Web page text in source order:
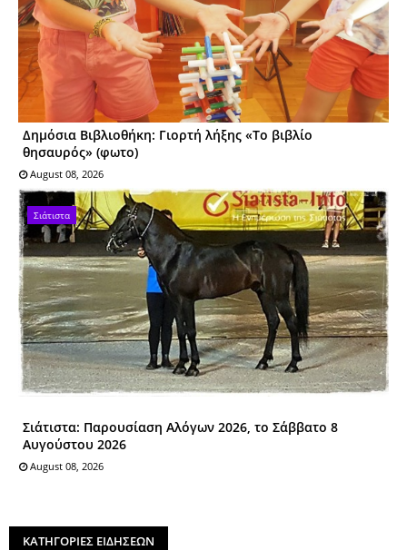
Δημόσια Βιβλιοθήκη: Γιορτή λήξης «Το βιβλίο
θησαυρός» (φωτο)
August 08, 2026
Σιάτιστα
Σιάτιστα: Παρουσίαση Αλόγων 2026, το Σάββατο 8
Αυγούστου 2026
August 08, 2026
ΚΑΤΗΓΟΡΙΕΣ ΕΙΔΗΣΕΩΝ